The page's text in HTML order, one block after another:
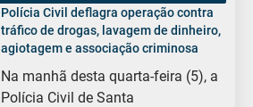
Polícia Civil deflagra operação contra
tráfico de drogas, lavagem de dinheiro,
agiotagem e associação criminosa
Na manhã desta quarta-feira (5), a
Polícia Civil de Santa